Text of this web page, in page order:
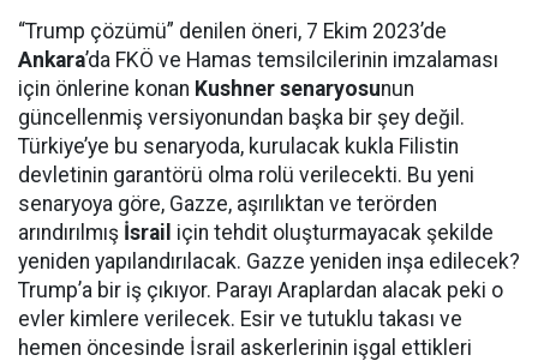
“Trump çözümü” denilen öneri, 7 Ekim 2023’de
Ankara’da FKÖ ve Hamas temsilcilerinin imzalaması
için önlerine konan Kushner senaryosunun
güncellenmiş versiyonundan başka bir şey değil.
Türkiye’ye bu senaryoda, kurulacak kukla Filistin
devletinin garantörü olma rolü verilecekti. Bu yeni
senaryoya göre, Gazze, aşırılıktan ve terörden
arındırılmış İsrail için tehdit oluşturmayacak şekilde
yeniden yapılandırılacak. Gazze yeniden inşa edilecek?
Trump’a bir iş çıkıyor. Parayı Araplardan alacak peki o
evler kimlere verilecek. Esir ve tutuklu takası ve
hemen öncesinde İsrail askerlerinin işgal ettikleri